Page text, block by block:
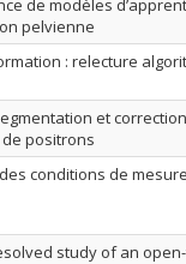
de modèles
pelvienne
: relecture
et
positrons
conditions de
study of an